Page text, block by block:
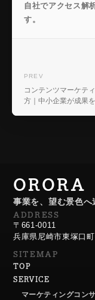
自社でアクセス解
す。
PREV
コンテンツマーケテ
方｜中小企業が成果を
ORORA
事業を、望む景色へ
ADDRESS
〒661-0011
兵庫県尼崎市東塚口
SITEMAP
TOP
SERVICE
マーケティングコン